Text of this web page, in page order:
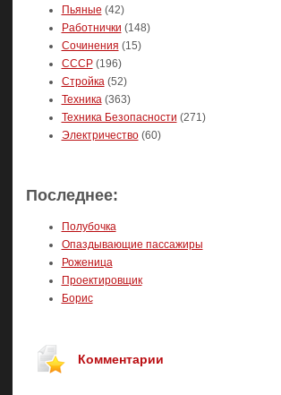
Пьяные (42)
Работнички (148)
Сочинения (15)
СССР(196)
Стройка(52)
Техника(363)
Техника Безопасности (271)
Электричество(60)
Последнее:
Полубочка
Опаздывающие пассажиры
Роженица
Проектировщик
Борис
Комментарии